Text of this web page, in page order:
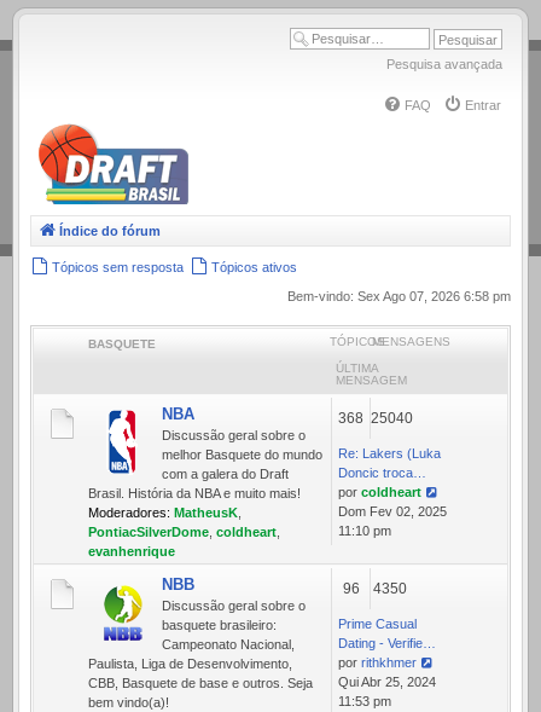
.
Pesquisa avançada
FAQ Entrar
Índice do fórum
Tópicos sem resposta
Tópicos ativos
Bem-vindo: Sex Ago 07, 2026 6:58 pm
BASQUETE TÓPICOSMENSAGENS
ÚLTIMA
MENSAGEM
NBA
Discussão geral sobre o
melhor Basquete do mundo
com a galera do Draft
Brasil. História da NBA e muito mais!
Moderadores: MatheusK
PontiacSilverDome coldheart
evanhenrique
368 25040
Re: Lakers (Luka
Doncic troca…
por coldheart
Ver
última
Dom Fev 02, 2025
11:10 pm
NBB
Discussão geral sobre o
basquete brasileiro:
Campeonato Nacional,
Paulista, Liga de Desenvolvimento,
CBB, Basquete de base e outros. Seja
bem vindo(a)!
96 4350
Prime Сasual
Dating - Verifie…
por rithkhmer
Ver
última
Qui Abr 25, 2024
11:53 pm